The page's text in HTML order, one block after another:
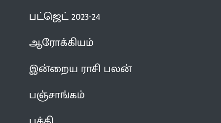
பட்ஜெட் 2023-24
ஆரோக்கியம்
இன்றைய ராசி பலன்
பஞ்சாங்கம்